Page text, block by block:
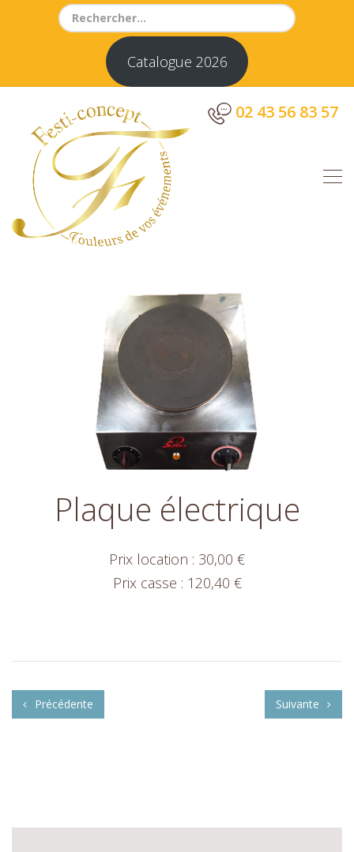
Search
Catalogue 2026
02 43 56 83 57
Plaque électrique
Prix location : 30,00 €
Prix casse : 120,40 €
Précédente Suivante